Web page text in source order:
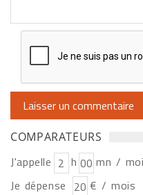
COMPARATEURS
J'appelle h
mn /
Je dépense
€ / mois